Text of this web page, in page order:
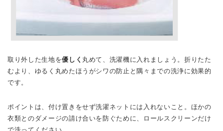
取り外した生地を優しく 丸めて、洗濯機に入れましょう。折りたた
むより、ゆるく丸めたほうがシワの防止と隅々までの洗浄に効果的
です。
ポイントは、付け置きをせず洗濯ネットには入れないこと。ほかの
衣類とのダメージの請け合いを防ぐために、ロールスクリーンだけ